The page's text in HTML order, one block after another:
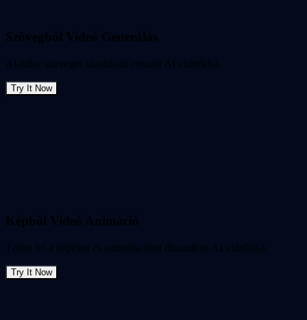
Szövegből Videó Generálás
Alakítsa szöveges utasításait csiszolt AI videókká.
Try It Now
Képből Videó Animáció
Töltse fel a képeket és animálja őket dinamikus AI videókká.
Try It Now